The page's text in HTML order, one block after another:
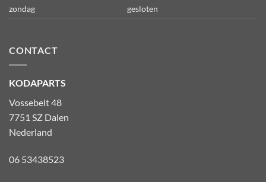
zondag
gesloten
CONTACT
KODAPARTS
Vossebelt 48
7751 SZ Dalen
Nederland
06 53438523